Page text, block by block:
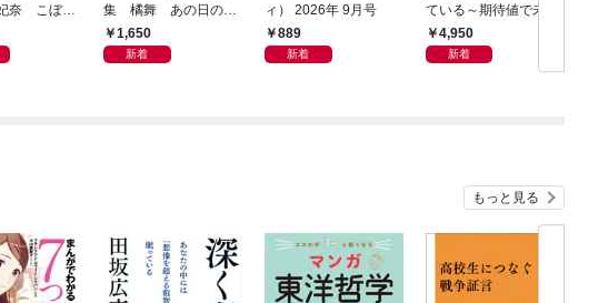
奈 こぼれ
集 橘舞 あの日の続
き1,650
新着
ィ） 2026年 9月号
889
新着
ている～期待値で未来
を読むリスクテイカー
たちの思考法～
4,950
新着
もっと見る